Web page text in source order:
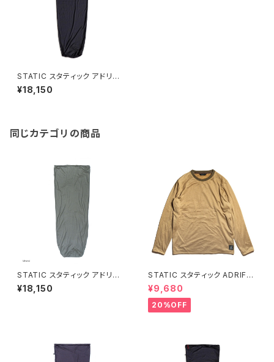
STATIC スタティック アドリフト
ライナー レギュラー / Black
¥18,150
同じカテゴリの商品
STATIC スタティック アドリフト
ライナー レギュラー / Mineral
¥18,150
STATIC スタティック ADRIFT
CREW アドリフト クルー / Wh
eat
¥9,680
20%OFF